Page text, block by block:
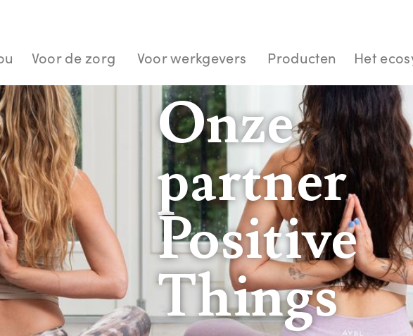
Voor de zorg Voor werkgevers Producten Het
Onze
partner
Positive
Things